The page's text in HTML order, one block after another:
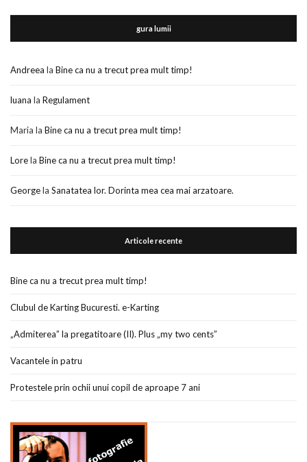
gura lumii
Andreea la Bine ca nu a trecut prea mult timp!
luana la Regulament
Maria la Bine ca nu a trecut prea mult timp!
Lorela Bine ca nu a trecut prea mult timp!
Georgela Sanatatea lor. Dorinta mea cea mai arzatoare.
Articole recente
Bine ca nu a trecut prea mult timp!
Clubul de Karting Bucuresti. e-Karting
„Admiterea” la pregatitoare (II). Plus „my two cents”
Vacantele in patru
Protestele prin ochii unui copil de aproape 7 ani